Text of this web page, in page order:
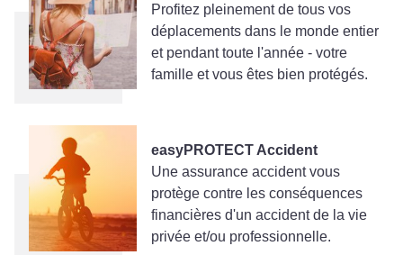
Profitez pleinement de tous vos
déplacements dans le monde entier
et pendant toute l'année - votre
famille et vous êtes bien protégés.
easyPROTECT Accident
Une assurance accident vous
protège contre les conséquences
financières d'un accident de la vie
privée et/ou professionnelle.